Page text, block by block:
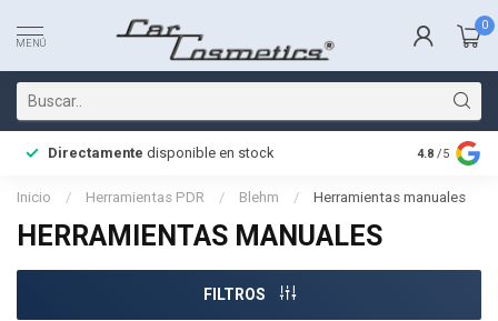
MENÚ
0
Directamente disponible en stock Entrega
4.8 /5
Inicio / Herramientas PDR / Blehm / Herramientas manuales
HERRAMIENTAS MANUALES
FILTROS